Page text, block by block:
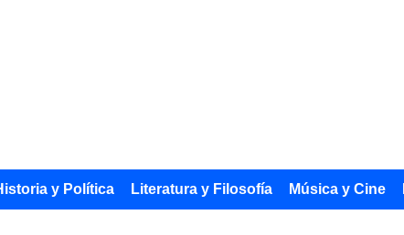
y Política Literatura y Filosofía Música y Cine